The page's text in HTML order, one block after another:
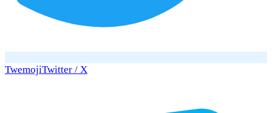
TwemojiTwitter / X